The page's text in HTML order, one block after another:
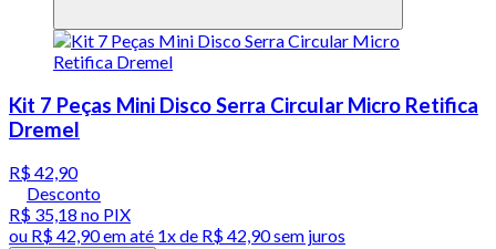
Kit 7 Peças Mini Disco Serra Circular Micro Retifica
Dremel
R$ 42,90
Desconto
R$ 35,18 no PIX
ou R$ 42,90em até 1x de R$ 42,90sem juros